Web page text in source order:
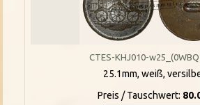
CTES-KHJ010-
25.1mm, weiß,
Preis / Tauschwert: